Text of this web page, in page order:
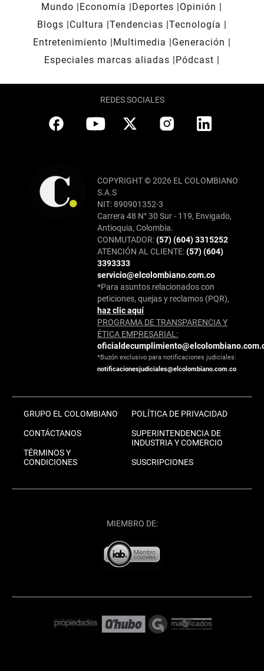
Mundo Economía Deportes
Opinión
Blogs
Cultura Tendencias Tecnología
Entretenimiento
Multimedia
Generación
Especiales marcas aliadas
Pódcast
REDES SOCIALES
COPYRIGHT © 2026 EL COLOMBIANO
S.A.S
NIT: 890901352-3
Carrera 48 N° 30 Sur - 119, Envigado,
Antioquia, Colombia.
CONMUTADOR:(57) (604) 3315252
ATENCIÓN AL CLIENTE:(57) (604)
3393333
servicio@elcolombiano.com.co
*Para asuntos relacionados con
peticiones, quejas y reclamos (PQR),
haz clic aquí
PROGRAMA DE TRANSPARENCIA Y
ÉTICA EMPRESARIAL:
*Buzón exclusivo para notificaciones judiciales:
notificacionesjudiciales@elcolombiano.com.co
GRUPO EL COLOMBIANO
CONTÁCTANOS
TÉRMINOS Y
CONDICIONES
POLÍTICA DE PRIVACIDAD
SUPERINTENDENCIA DE
INDUSTRIA Y COMERCIO
SUSCRIPCIONES
MIEMBRO DE: